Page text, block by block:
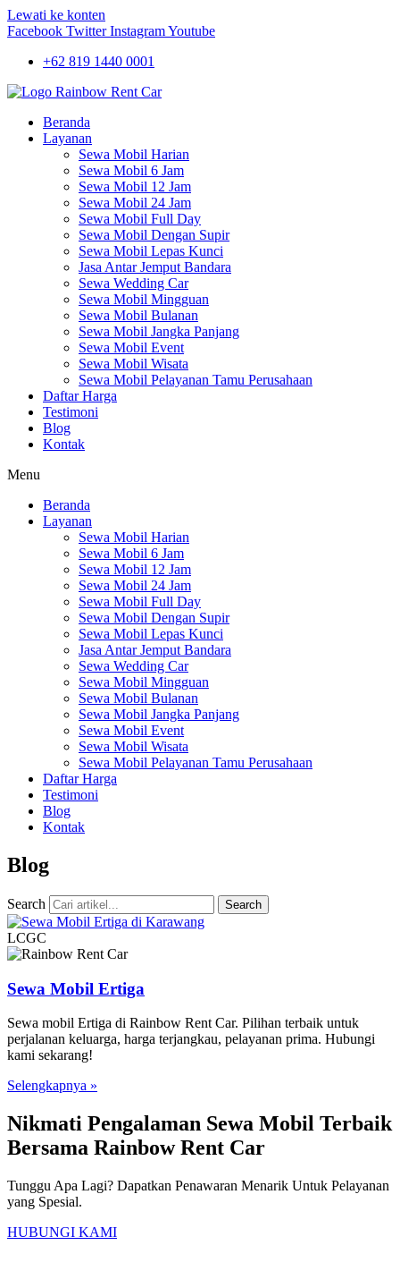
Lewati ke konten
Facebook Twitter InstagramYoutube
+62 819 1440 0001
Beranda
Layanan
Sewa Mobil Harian
Sewa Mobil 6 Jam
Sewa Mobil 12 Jam
Sewa Mobil 24 Jam
Sewa Mobil Full Day
Sewa Mobil Dengan Supir
Sewa Mobil Lepas Kunci
Jasa Antar Jemput Bandara
Sewa Wedding Car
Sewa Mobil Mingguan
Sewa Mobil Bulanan
Sewa Mobil Jangka Panjang
Sewa Mobil Event
Sewa Mobil Wisata
Sewa Mobil Pelayanan Tamu Perusahaan
Daftar Harga
Testimoni
Blog
Kontak
Menu
Beranda
Layanan
Sewa Mobil Harian
Sewa Mobil 6 Jam
Sewa Mobil 12 Jam
Sewa Mobil 24 Jam
Sewa Mobil Full Day
Sewa Mobil Dengan Supir
Sewa Mobil Lepas Kunci
Jasa Antar Jemput Bandara
Sewa Wedding Car
Sewa Mobil Mingguan
Sewa Mobil Bulanan
Sewa Mobil Jangka Panjang
Sewa Mobil Event
Sewa Mobil Wisata
Sewa Mobil Pelayanan Tamu Perusahaan
Daftar Harga
Testimoni
Blog
Kontak
Blog
Search Search
LCGC
Sewa Mobil Ertiga
Sewa mobil Ertiga di Rainbow Rent Car. Pilihan terbaik untuk
perjalanan keluarga, harga terjangkau, pelayanan prima. Hubungi
kami sekarang!
Selengkapnya »
Nikmati Pengalaman Sewa Mobil Terbaik
Bersama Rainbow Rent Car
Tunggu Apa Lagi? Dapatkan Penawaran Menarik Untuk Pelayanan
yang Spesial.
HUBUNGI KAMI